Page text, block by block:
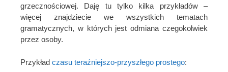
grzecznościowej. Daję tu tylko kilka przykładów –
więcej znajdziecie we wszystkich tematach
gramatycznych, w których jest odmiana czegokolwiek
przez osoby.
Przykład czasu teraźniejszo-przyszłego prostego: